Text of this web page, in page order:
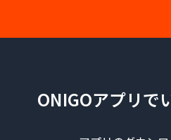
ONIGOアプリで